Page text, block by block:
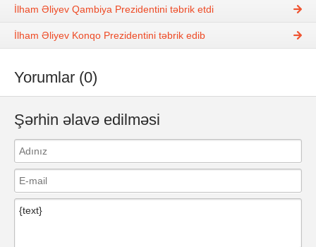
İlham Əliyev Qambiya Prezidentini təbrik etdi
İlham Əliyev Konqo Prezidentini təbrik edib
Yorumlar (0)
Şərhin əlavə edilməsi